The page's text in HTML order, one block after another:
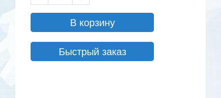
В корзину
Быстрый заказ